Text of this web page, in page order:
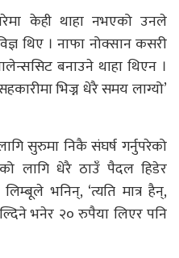
केही थाहा नभएको उनले
थिए । नाफा नोक्सान कसरी
बनाउने थाहा थिएन ।
भिज्न धेरै समय लाग्यो’
सुरुमा निकै संघर्ष गर्नुपरेको
लागि धेरै ठाउँ पैदल हिडेर
भनिन्, ‘त्यति मात्र हैन्,
भनेर २० रुपैया लिएर पनि